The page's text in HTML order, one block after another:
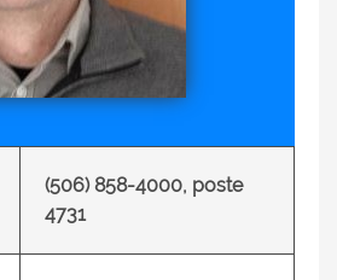
(506) 858-4000, poste
4731